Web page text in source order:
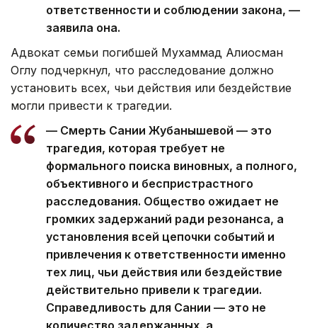
ответственности и соблюдении закона, —
заявила она.
Адвокат семьи погибшей Мухаммад Алиосман
Оглу подчеркнул, что расследование должно
установить всех, чьи действия или бездействие
могли привести к трагедии.
— Смерть Сании Жубанышевой — это
трагедия, которая требует не
формального поиска виновных, а полного,
объективного и беспристрастного
расследования. Общество ожидает не
громких задержаний ради резонанса, а
установления всей цепочки событий и
привлечения к ответственности именно
тех лиц, чьи действия или бездействие
действительно привели к трагедии.
Справедливость для Сании — это не
количество задержанных, а